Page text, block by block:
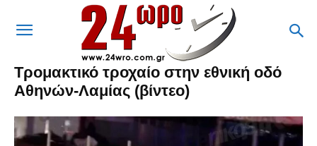
Τρομακτικό τροχαίο στην εθνική οδό
Αθηνών-Λαμίας (βίντεο)